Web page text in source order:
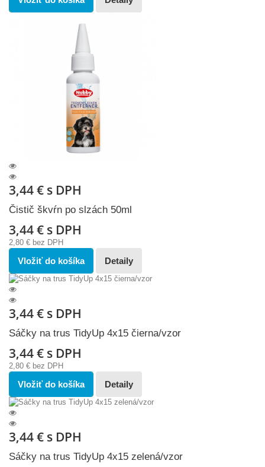
3,44 € s DPH
Čistič škvŕn po slzách 50ml
3,44 € s DPH
2,80 € bez DPH
Vložiť do košíka Detaily
3,44 € s DPH
Sáčky na trus TidyUp 4x15 čierna/vzor
3,44 € s DPH
2,80 € bez DPH
Vložiť do košíka Detaily
3,44 € s DPH
Sáčky na trus TidyUp 4x15 zelená/vzor